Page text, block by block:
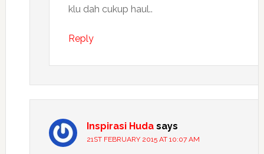
klu dah cukup haul..
Reply
Inspirasi Huda says
21ST FEBRUARY 2015 AT 10:07 AM